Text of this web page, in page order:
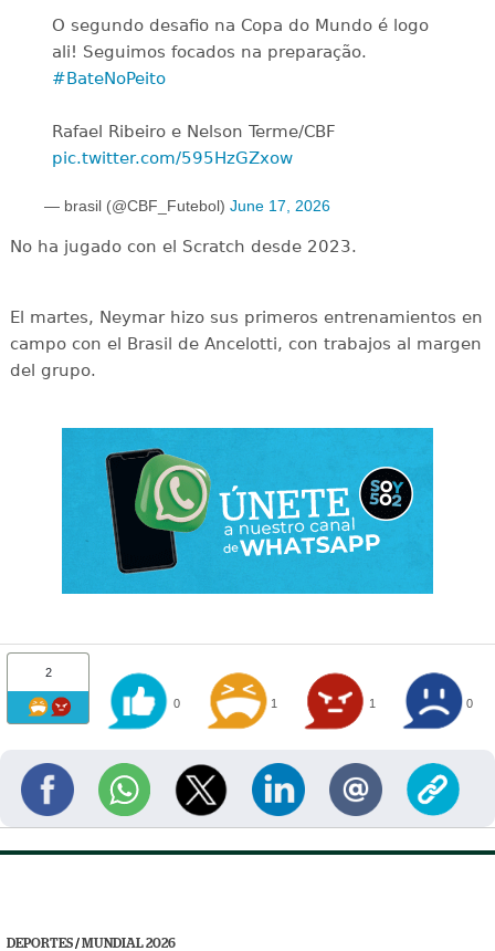
O segundo desafio na Copa do Mundo é logo
ali! Seguimos focados na preparação.
#BateNoPeito
Rafael Ribeiro e Nelson Terme/CBF
pic.twitter.com/595HzGZxow
— brasil (@CBF_Futebol) June 17, 2026
No ha jugado con el Scratch desde 2023.
El martes, Neymar hizo sus primeros entrenamientos en
campo con el Brasil de Ancelotti, con trabajos al margen
del grupo.
2
0 1 1 0
DEPORTES/MUNDIAL 2026